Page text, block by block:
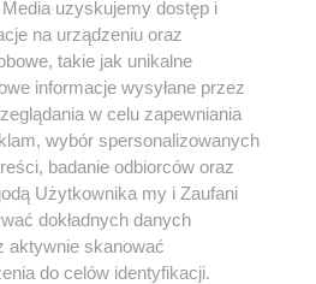
Z NAMI:
uzyskujemy dostęp i
na urządzeniu oraz
takie jak unikalne
informacje wysyłane przez
w celu zapewniania
wybór spersonalizowanych
badanie odbiorców oraz
Użytkownika my i Zaufani
dokładnych danych
aktywnie skanować
do celów identyfikacji.